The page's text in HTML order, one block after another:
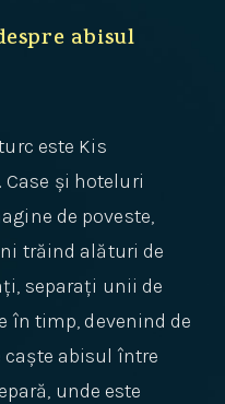
abisul
este Kis
Case și hoteluri
de poveste,
trăind alături de
separați unii de
în timp, devenind de
caște abisul între
unde este